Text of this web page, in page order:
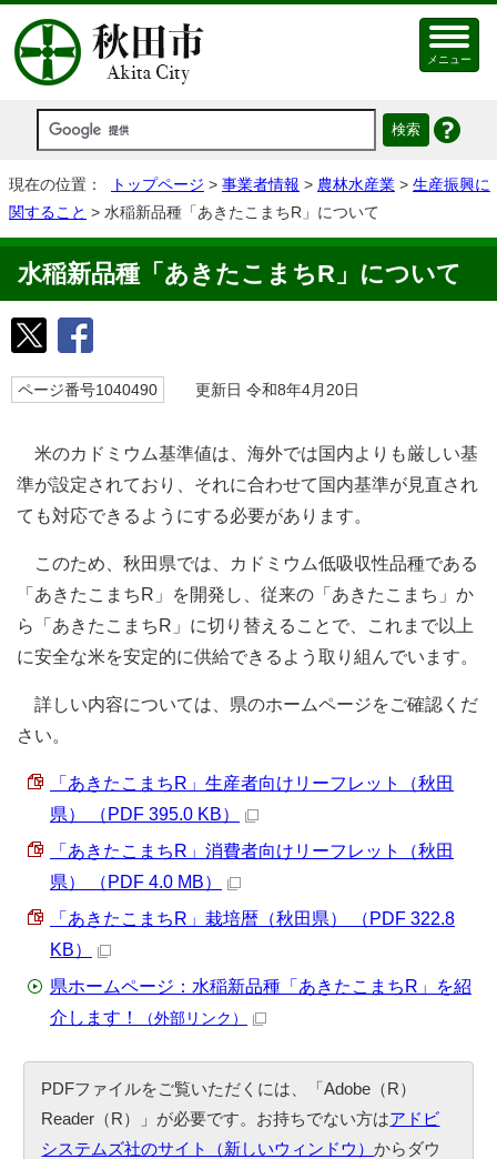
メニュー
現在の位置： トップページ > 事業者情報 > 農林水産業 > 生産振興に
関すること > 水稲新品種「あきたこまちR」について
水稲新品種「あきたこまちR」について
ページ番号1040490 更新日 令和8年4月20日
米のカドミウム基準値は、海外では国内よりも厳しい基
準が設定されており、それに合わせて国内基準が見直され
ても対応できるようにする必要があります。
このため、秋田県では、カドミウム低吸収性品種である
「あきたこまちR」を開発し、従来の「あきたこまち」か
ら「あきたこまちR」に切り替えることで、これまで以上
に安全な米を安定的に供給できるよう取り組んでいます。
詳しい内容については、県のホームページをご確認くだ
さい。
「あきたこまちR」生産者向けリーフレット（秋田
県） （PDF 395.0 KB）
「あきたこまちR」消費者向けリーフレット（秋田
県） （PDF 4.0 MB）
「あきたこまちR」栽培暦（秋田県） （PDF 322.8
KB）
県ホームページ：水稲新品種「あきたこまちR」を紹
介します！
（外部リンク）
PDFファイルをご覧いただくには、「Adobe（R）
Reader（R）」が必要です。お持ちでない方はアドビ
システムズ社のサイト（新しいウィンドウ）からダウ